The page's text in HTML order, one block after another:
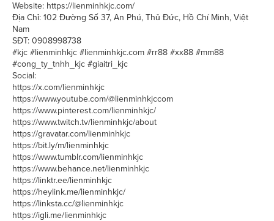
Website: https://lienminhkjc.com/
Địa Chỉ: 102 Đường Số 37, An Phú, Thủ Đức, Hồ Chí Minh, Việt
Nam
SĐT: 0908998738
#kjc #lienminhkjc #lienminhkjc.com #rr88 #xx88 #mm88
#cong_ty_tnhh_kjc #giaitri_kjc
Social:
https://x.com/lienminhkjc
https://www.youtube.com/@lienminhkjccom
https://www.pinterest.com/lienminhkjc/
https://www.twitch.tv/lienminhkjc/about
https://gravatar.com/lienminhkjc
https://bit.ly/m/lienminhkjc
https://www.tumblr.com/lienminhkjc
https://www.behance.net/lienminhkjc
https://linktr.ee/lienminhkjc
https://heylink.me/lienminhkjc/
https://linksta.cc/@lienminhkjc
https://igli.me/lienminhkjc